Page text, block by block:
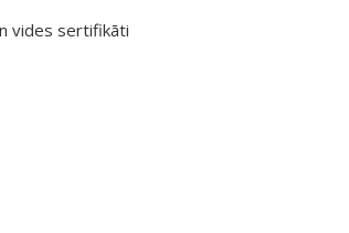
vides sertifikāti